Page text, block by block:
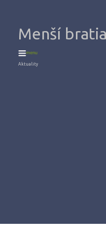
Menší
menu
Aktuality